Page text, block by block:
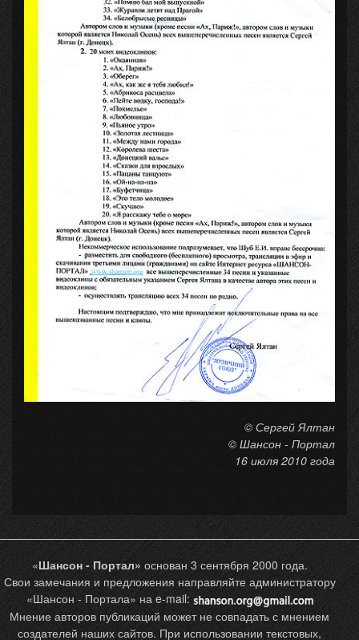
© Сергей Ялтан
© Шансон - Портал
16 июля 2010 года
«Шансон - Портал» основан 3 сентября 2000 года.
Свои замечания и предложения направляйте администратору
«Шансон - Портала» на e-mail:
Мнение авторов публикаций может не совпадать с мнением
создателей наших сайтов. При использовании текстовых,